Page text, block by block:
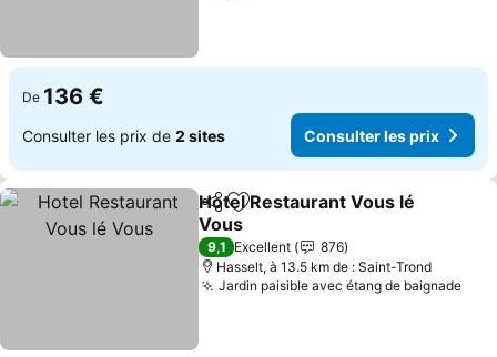
De 136 €
Consulter les prix de 2 sites Consulter les prix
PartagerAjouter à mes favoris
Hotel Restaurant Vous lé
Vous
9,1 Excellent
876
Hasselt, à 13.5 km de : Saint-Trond
Jardin paisible avec étang de baignade